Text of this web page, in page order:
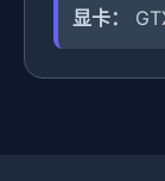
显卡：